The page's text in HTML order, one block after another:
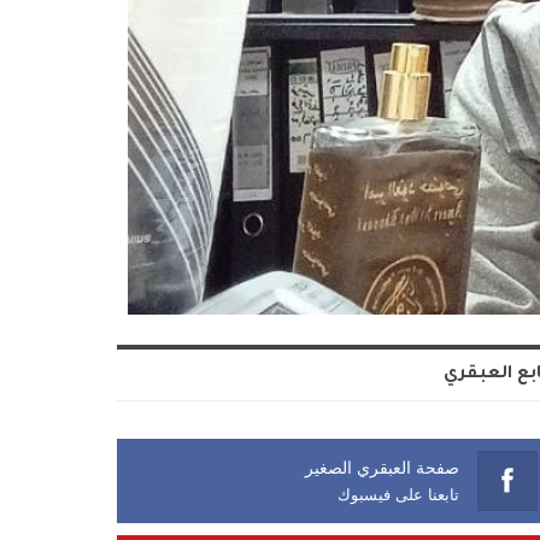
العبقري
صفحة العبقري الصغير
تابعنا على فيسبوك